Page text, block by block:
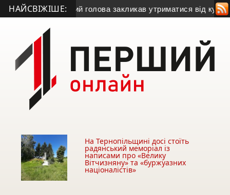
НАЙСВІЖІШЕ:
газу • Міський голова закликав утриматися від купівлі
На Тернопільщині досі стоїть
радянський меморіал із
написами про «Велику
Вітчизняну» та «буржуазних
націоналістів»